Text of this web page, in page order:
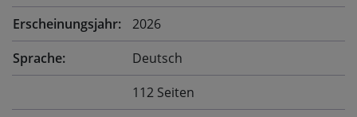
Erscheinungsjahr:
2026
Sprache:
Deutsch
112 Seiten